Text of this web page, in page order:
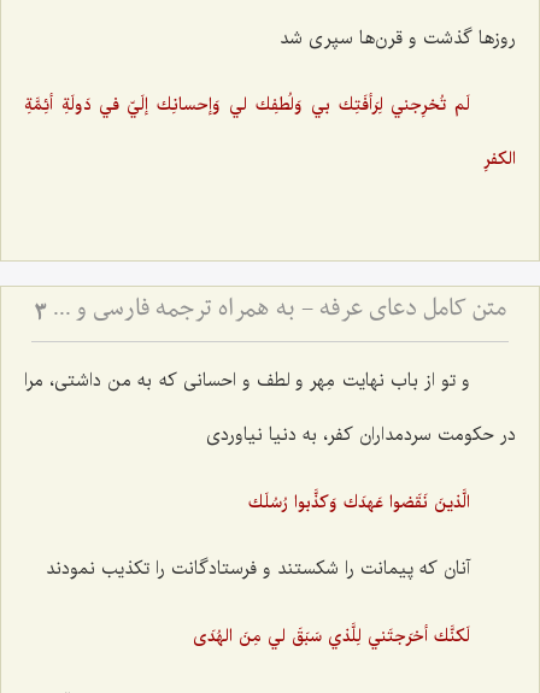
روزها گذشت و قرن‌ها سپری شد
لَم تُخرِجني لِرَأفَتِك بي وَلُطفِك لي وَإحسانِك إلَيّ في دَولَةِ أئِمَّةِ
الكفرِ
متن کامل دعای عرفه - به همراه ترجمه فارسی و فایل صوتی 3
و تو از باب نهایت مِهر و لطف و احسانی که به من داشتی، مرا
در حکومت سردمداران کفر، به دنیا نیاوردی
الَّذينَ نَقَضوا عَهدَك وَكذَّبوا رُسُلَك
آنان که پیمانت را شکستند و فرستادگانت را تکذیب نمودند
لَكنَّك أخرَجتَني لِلَّذي سَبَقَ لي مِنَ الهُدَى